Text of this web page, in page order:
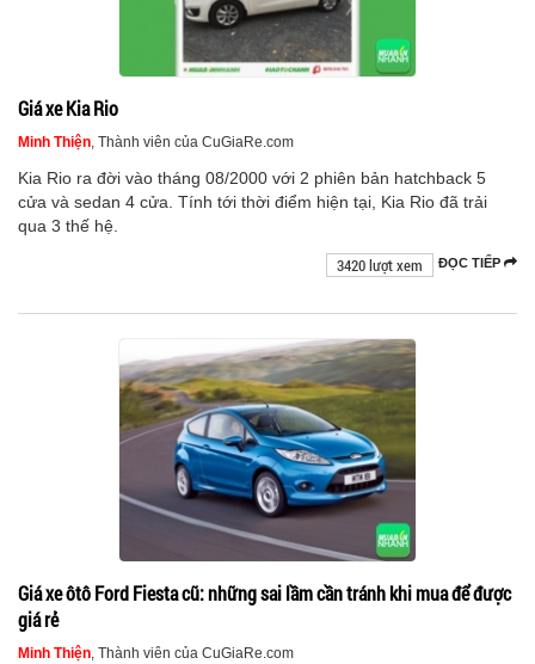
Giá xe Kia Rio
Minh Thiện, Thành viên của CuGiaRe.com
Kia Rio ra đời vào tháng 08/2000 với 2 phiên bản hatchback 5
cửa và sedan 4 cửa. Tính tới thời điểm hiện tại, Kia Rio đã trải
qua 3 thế hệ.
ĐỌC TIẾP
3420 lượt xem
Giá xe ôtô Ford Fiesta cũ: những sai lầm cần tránh khi mua để được
giá rẻ
Minh Thiện, Thành viên của CuGiaRe.com